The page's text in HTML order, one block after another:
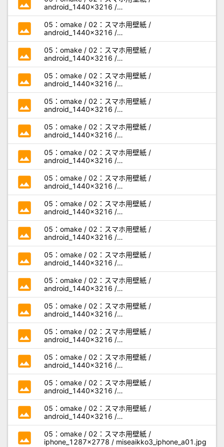
android_1440x3216 /
miseaikko3_android_o04.jpg
photo
05：omake / 02：スマホ用壁紙 /
android_1440x3216 /
miseaikko3_android_o05.jpg
photo
05：omake / 02：スマホ用壁紙 /
android_1440x3216 /
miseaikko3_android_p01.jpg
photo
05：omake / 02：スマホ用壁紙 /
android_1440x3216 /
miseaikko3_android_p02.jpg
photo
05：omake / 02：スマホ用壁紙 /
android_1440x3216 /
miseaikko3_android_p03.jpg
photo
05：omake / 02：スマホ用壁紙 /
android_1440x3216 /
miseaikko3_android_p04.jpg
photo
05：omake / 02：スマホ用壁紙 /
android_1440x3216 /
miseaikko3_android_p05.jpg
photo
05：omake / 02：スマホ用壁紙 /
android_1440x3216 /
miseaikko3_android_q01.jpg
photo
05：omake / 02：スマホ用壁紙 /
android_1440x3216 /
miseaikko3_android_q02.jpg
photo
05：omake / 02：スマホ用壁紙 /
android_1440x3216 /
miseaikko3_android_q03.jpg
photo
05：omake / 02：スマホ用壁紙 /
android_1440x3216 /
miseaikko3_android_q04.jpg
photo
05：omake / 02：スマホ用壁紙 /
android_1440x3216 /
miseaikko3_android_q05.jpg
photo
05：omake / 02：スマホ用壁紙 /
android_1440x3216 /
miseaikko3_android_q06.jpg
photo
05：omake / 02：スマホ用壁紙 /
android_1440x3216 /
miseaikko3_android_q07.jpg
photo
05：omake / 02：スマホ用壁紙 /
android_1440x3216 /
miseaikko3_android_q08.jpg
photo
05：omake / 02：スマホ用壁紙 /
android_1440x3216 /
miseaikko3_android_q09.jpg
photo
05：omake / 02：スマホ用壁紙 /
android_1440x3216 /
miseaikko3_android_q10.jpg
photo
05：omake / 02：スマホ用壁紙 /
iphone_1287x2778 / miseaikko3_iphone_a01.jpg